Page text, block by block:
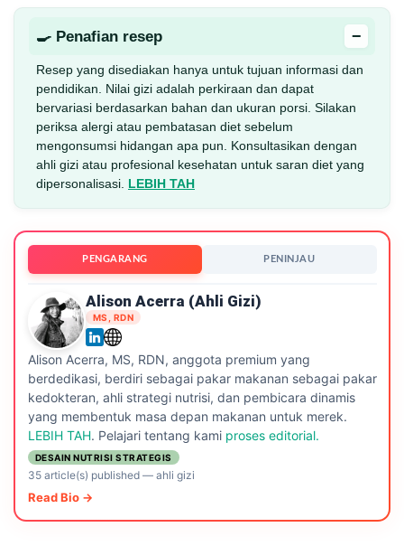
🍳 Penafian resep −
Resep yang disediakan hanya untuk tujuan informasi dan
pendidikan. Nilai gizi adalah perkiraan dan dapat
bervariasi berdasarkan bahan dan ukuran porsi. Silakan
periksa alergi atau pembatasan diet sebelum
mengonsumsi hidangan apa pun. Konsultasikan dengan
ahli gizi atau profesional kesehatan untuk saran diet yang
dipersonalisasi. LEBIH TAH
PENGARANG PENINJAU
Alison Acerra (ahli Gizi)
MS, RDN
Alison Acerra, MS, RDN, anggota premium yang
berdedikasi, berdiri sebagai pakar makanan sebagai pakar
kedokteran, ahli strategi nutrisi, dan pembicara dinamis
yang membentuk masa depan makanan untuk merek.
LEBIH TAH. Pelajari tentang kami proses editorial.
DESAIN NUTRISI STRATEGIS
35 article(s) published— ahli gizi
Read Bio →